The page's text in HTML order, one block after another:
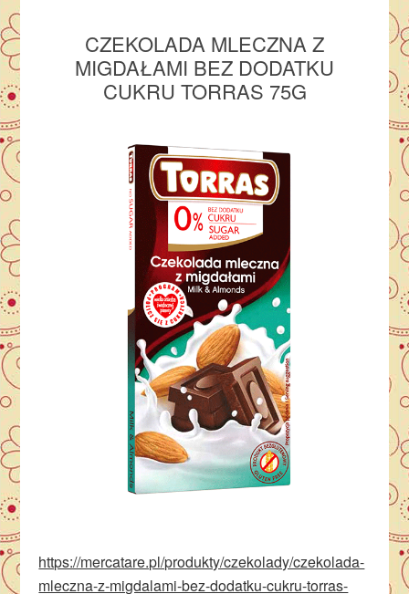
CZEKOLADA MLECZNA Z
MIGDAŁAMI BEZ DODATKU
CUKRU TORRAS 75G
https://mercatare.pl/produkty/czekolady/czekolada-
mleczna-z-migdalami-bez-dodatku-cukru-torras-